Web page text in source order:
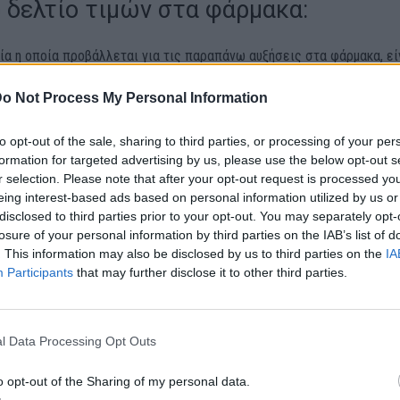
Not Process My Personal Information
opt-out of the sale, sharing to third parties, or processing of your
for targeted advertising by us, please use the below opt-out
selection. Please note that after your opt-out request is processed
interest-based ads based on personal information utilized by us
to third parties prior to your opt-out. You may separately
of your personal information by third parties on the IAB’s list of
This information may also be disclosed by us to third parties on the
Participants that may further disclose it to other third parties.
Data Processing Opt Outs
opt-out of the Sharing of my personal data.
δελτίο τιμών στα φάρμακα:
η οποία προβάλλεται για τις παραπάνω αυξήσεις στα φάρμακα,
τις άλλες ευρωπαϊκές χώρες και ότι υπήρχε ο κίνδυνος να
Ιούνιο, είχε προαναγγελθεί ότι θα γίνουν αυξήσεις στα
όμως, αυξήσεις έγιναν σε 580 φθηνά σκευάσματα και μάλιστα
κατεβάσετε το αρχείο με τις τιμές των φαρμάκων, πατώντας
«Οι ποσότητες που διατίθενται ήδη δεν καλύπτουν τις απαιτήσεις